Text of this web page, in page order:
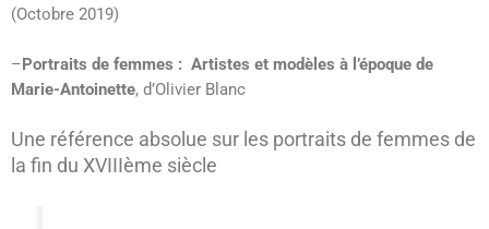
(Octobre 2019)
–Portraits de femmes : Artistes et modèles à l’époque de
Marie-Antoinette, d’Olivier Blanc
Une référence absolue sur les portraits de femmes de
la fin du XVIIIème siècle